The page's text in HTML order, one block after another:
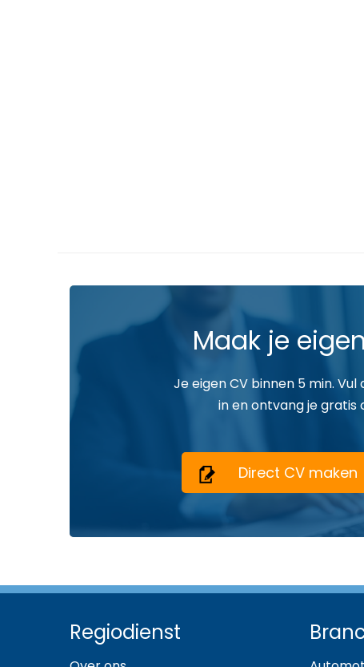
Maak je
Je eigen CV binnen 5 min. Vul
in en ontvang je gratis
Direct CV maken
Regiodienst